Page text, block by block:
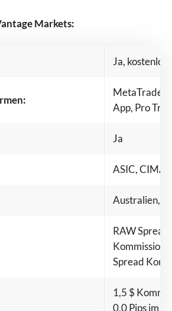
Markets:
Ja, kostenlos
MetaTrader
App, Pro
Ja
ASIC, CIMA,
Australien,
RAW
Spread
1,5 $
0,0 Pips im